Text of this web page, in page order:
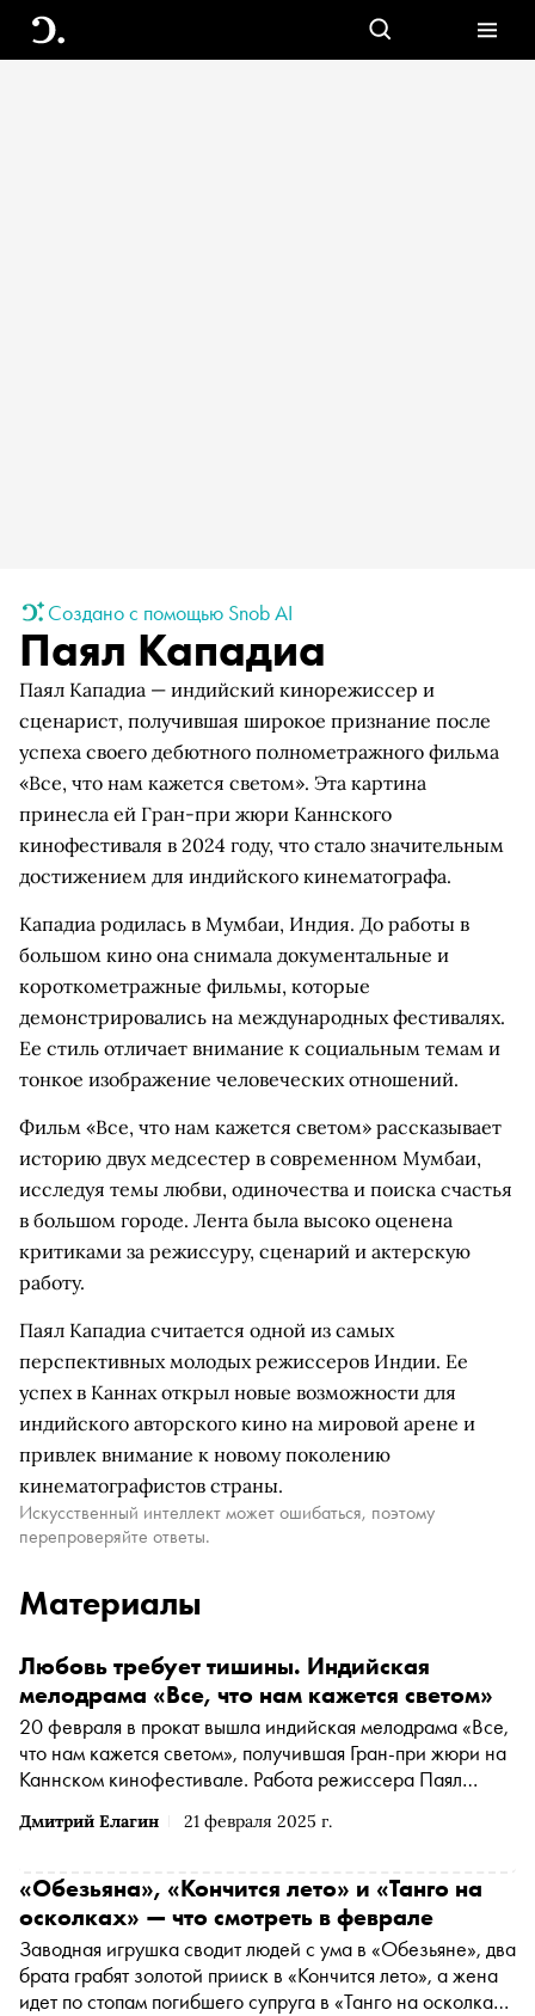
Создано с помощью Snob AI
Паял Кападиа
Паял Кападиа — индийский кинорежиссер и
сценарист, получившая широкое признание после
успеха своего дебютного полнометражного фильма
«Все, что нам кажется светом». Эта картина
принесла ей Гран-при жюри Каннского
кинофестиваля в 2024 году, что стало значительным
достижением для индийского кинематографа.
Кападиа родилась в Мумбаи, Индия. До работы в
большом кино она снимала документальные и
короткометражные фильмы, которые
демонстрировались на международных фестивалях.
Ее стиль отличает внимание к социальным темам и
тонкое изображение человеческих отношений.
Фильм «Все, что нам кажется светом» рассказывает
историю двух медсестер в современном Мумбаи,
исследуя темы любви, одиночества и поиска счастья
в большом городе. Лента была высоко оценена
критиками за режиссуру, сценарий и актерскую
работу.
Паял Кападиа считается одной из самых
перспективных молодых режиссеров Индии. Ее
успех в Каннах открыл новые возможности для
индийского авторского кино на мировой арене и
привлек внимание к новому поколению
кинематографистов страны.
Искусственный интеллект может ошибаться, поэтому
перепроверяйте ответы.
Материалы
Дмитрий Елагин 21 февраля 2025 г.
Любовь требует тишины. Индийская
мелодрама «Все, что нам кажется светом»
20 февраля в прокат вышла индийская мелодрама «Все,
что нам кажется светом», получившая Гран-при жюри на
Каннском кинофестивале. Работа режиссера Паял
которую показали в конкурсе престижного смотра. О
множества институций, — в материале «Сноба»
«Обезьяна», «Кончится лето» и «Танго на
осколках» — что смотреть в феврале
Заводная игрушка сводит людей с ума в «Обезьяне», два
брата грабят золотой прииск в «Кончится лето», а жена
идет по стопам погибшего супруга в «Танго на осколках»